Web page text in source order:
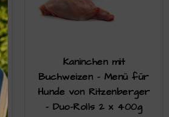
Kaninchen mit
Buchweizen – Menü für
Hunde von Ritzenberger
– Duo-Rolls 2 x 400g